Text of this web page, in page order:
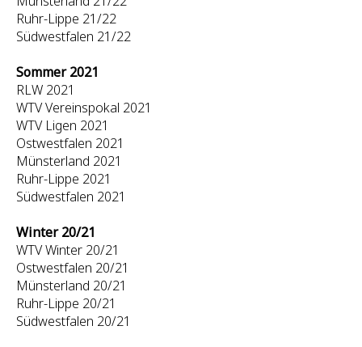
Ruhr-Lippe 21/22
Südwestfalen 21/22
Sommer 2021
RLW 2021
WTV Vereinspokal 2021
WTV Ligen 2021
Ostwestfalen 2021
Münsterland 2021
Ruhr-Lippe 2021
Südwestfalen 2021
Winter 20/21
WTV Winter 20/21
Ostwestfalen 20/21
Münsterland 20/21
Ruhr-Lippe 20/21
Südwestfalen 20/21